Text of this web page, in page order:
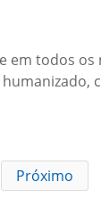
todos
Próximo